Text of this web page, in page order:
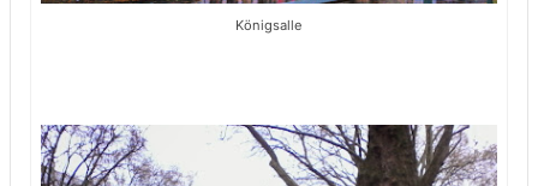
Königsalle